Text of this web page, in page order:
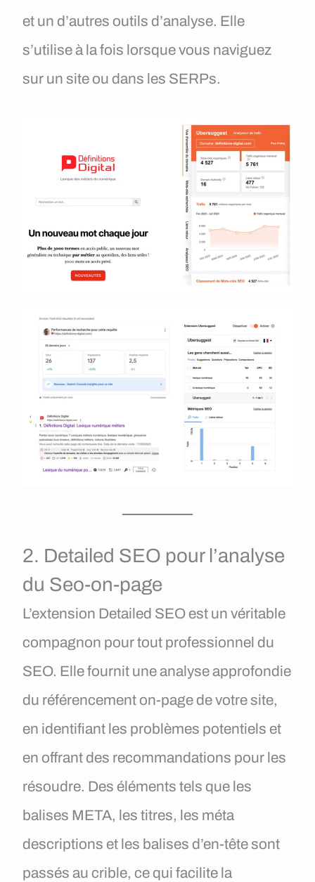
et un d’autres outils d’analyse. Elle
s’utilise à la fois lorsque vous naviguez
sur un site ou dans les SERPs.
2. Detailed SEO pour l’analyse
du Seo-on-page
L’extension Detailed SEO est un véritable
compagnon pour tout professionnel du
SEO. Elle fournit une analyse approfondie
du référencement on-page de votre site,
en identifiant les problèmes potentiels et
en offrant des recommandations pour les
résoudre. Des éléments tels que les
balises META, les titres, les méta
descriptions et les balises d’en-tête sont
passés au crible, ce qui facilite la